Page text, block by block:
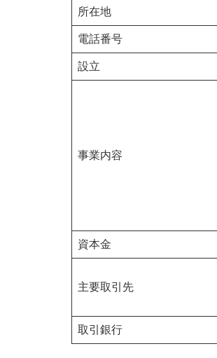
所在地
電話番号
設立
事業内容
資本金
主要取引先
取引銀行